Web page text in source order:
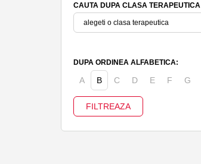
CAUTA DUPA CLASA TERAPEUTICA
DUPA ORDINEA ALFABETICA:
A B C D E F G